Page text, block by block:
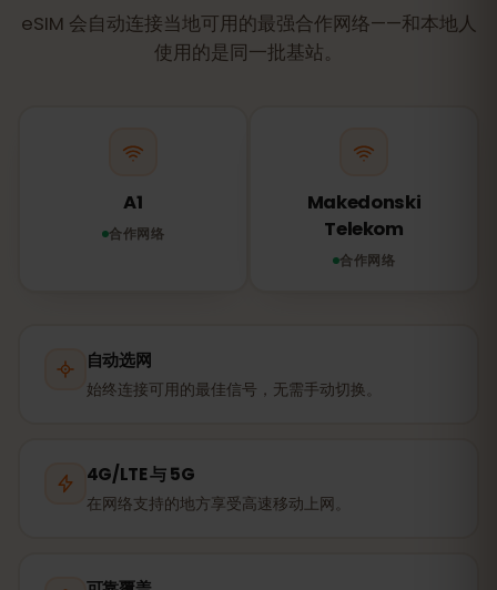
eSIM 会自动连接当地可用的最强合作网络——和本地人
使用的是同一批基站。
A1
合作网络
Makedonski
Telekom
合作网络
自动选网
始终连接可用的最佳信号，无需手动切换。
4G/LTE 与 5G
在网络支持的地方享受高速移动上网。